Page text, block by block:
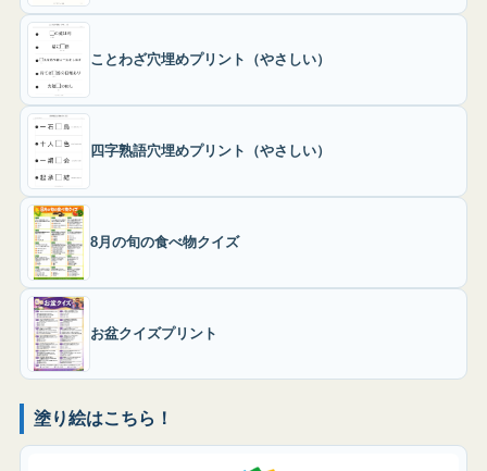
ことわざ穴埋めプリント（やさしい）
四字熟語穴埋めプリント（やさしい）
8月の旬の食べ物クイズ
お盆クイズプリント
塗り絵はこちら！